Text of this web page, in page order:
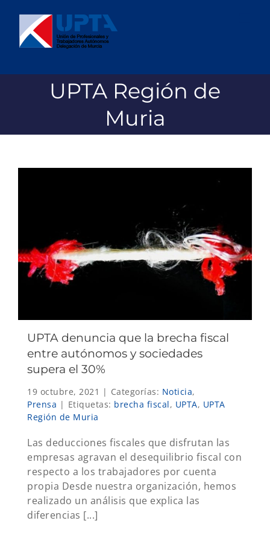
contenido
UPTA Región de
Muria
UPTA denuncia que la brecha fiscal
entre autónomos y sociedades
supera el 30%
19 octubre, 2021 | Categorías: Noticia,
Prensa | Etiquetas: brecha fiscal, UPTA, UPTA
Región de Muria
Las deducciones fiscales que disfrutan las
empresas agravan el desequilibrio fiscal con
respecto a los trabajadores por cuenta
propia Desde nuestra organización, hemos
realizado un análisis que explica las
diferencias [...]